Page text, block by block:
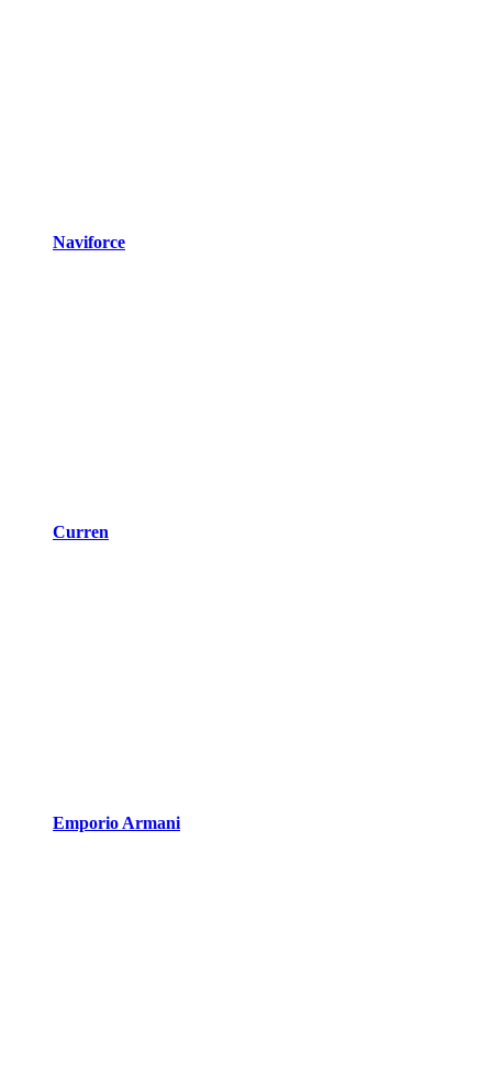
Naviforce
Curren
Emporio Armani